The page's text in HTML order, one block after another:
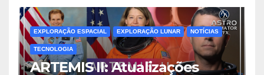
EXPLORAÇÃO ESPACIAL EXPLORAÇÃO LUNAR NOTÍCIAS
TECNOLOGIA
ARTEMIS II: Atualizações